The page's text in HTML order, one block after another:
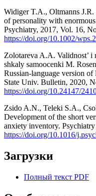
Widiger T.A., Oltmanns
of personality with
Psychiatry, 2017, Vol. 16,
https://doi.org/10.1002/
Zolotareva A.A. Validnost’ i
shkaly samoocenki M.
Russian‑language version
State Univ. Bulletin, 2020,
https://doi.org/10.24147/
Zsido A.N., Teleki S.A.,
Development of the short
anxiety inventory.
https://doi.org/10.1016/
Загрузки
Полный текст PDF